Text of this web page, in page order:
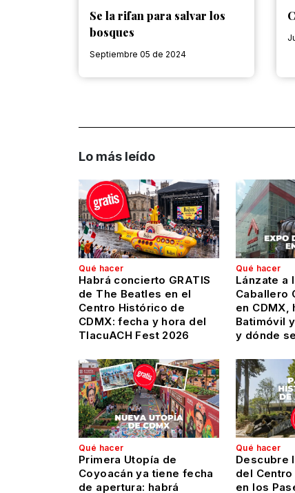
Se la rifan para salvar los
bosques
Septiembre 05 de 2024
Lo más leído
Qué hacer
Habrá concierto GRATIS
de The Beatles en el
Centro Histórico de
CDMX: fecha y hora del
TlacuACH Fest 2026
Qué hacer
Lánzate a
Caballero
en CDMX,
Batimóvil
y dónde
Qué hacer
Primera Utopía de
Coyoacán ya tiene fecha
de apertura: habrá
Qué hacer
Descubre
del
en los